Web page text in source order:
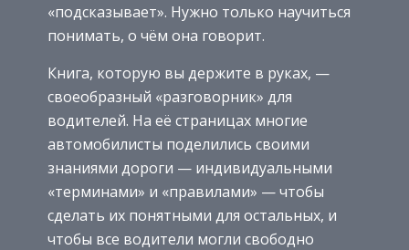
«подсказывает». Нужно только научиться
понимать, о чём она говорит.
Книга, которую вы держите в руках, —
своеобразный «разговорник» для
водителей. На её страницах многие
автомобилисты поделились своими
знаниями дороги — индивидуальными
«терминами» и «правилами» — чтобы
сделать их понятными для остальных, и
чтобы все водители могли свободно